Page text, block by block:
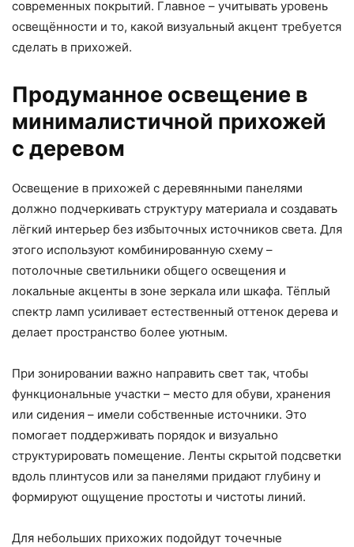
современных покрытий. Главное – учитывать уровень
освещённости и то, какой визуальный акцент требуется
сделать в прихожей.
Продуманное освещение в
минималистичной прихожей
с деревом
Освещение в прихожей с деревянными панелями
должно подчеркивать структуру материала и создавать
лёгкий интерьер без избыточных источников света. Для
этого используют комбинированную схему –
потолочные светильники общего освещения и
локальные акценты в зоне зеркала или шкафа. Тёплый
спектр ламп усиливает естественный оттенок дерева и
делает пространство более уютным.
При зонировании важно направить свет так, чтобы
функциональные участки – место для обуви, хранения
или сидения – имели собственные источники. Это
помогает поддерживать порядок и визуально
структурировать помещение. Ленты скрытой подсветки
вдоль плинтусов или за панелями придают глубину и
формируют ощущение простоты и чистоты линий.
Для небольших прихожих подойдут точечные